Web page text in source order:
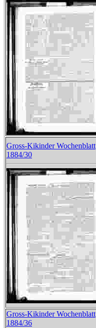
Gross-Kikinder Wochenblatt
1884/30
Gross-Kikinder Wochenblatt
1884/36